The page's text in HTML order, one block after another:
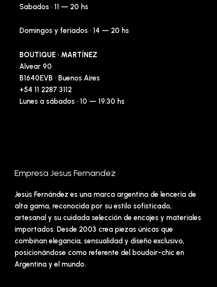
Sabados · 11 — 20 hs
Domingos y feriados · 14 — 20 hs
BOUTIQUE · MARTÍNEZ
Alvear 90
B1640EVB · Buenos Aires
+54 11 2287 3112
Lunes a sábados · 10 — 19:30 hs
Empresa Jesus Fernandez
Jesús Fernández es una marca argentina de lencería de
alta gama, reconocida por su estilo sofisticado,
artesanal y su cuidada selección de encajes y materiales
importados. Desde 2003 crea piezas únicas que
combinan elegancia, sensualidad y diseño exclusivo,
posicionándose como referente del boudoir-chic en
Argentina y el mundo.